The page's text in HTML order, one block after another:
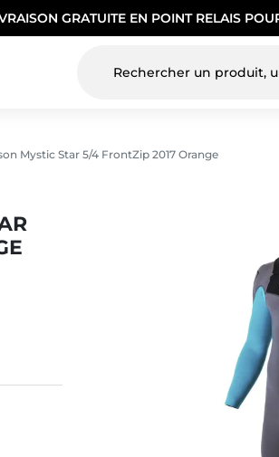
GRATUITE EN POINT RELAIS
Mystic Star 5/4 FrontZip 2017 Orange